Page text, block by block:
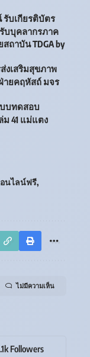
บเกียรติบัตร
บบุคลากรภาค
ถาบัน TDGA by
งเสริมสุขภาพ
ายคฤหัสถ์ มจร
บทดสอบ
41 แม่แตง
นไลน์ฟรี
ไม่มีความเห็น
Followers